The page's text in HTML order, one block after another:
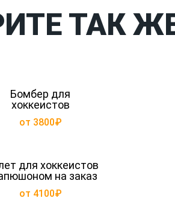
ТАК
Бомбер для
хоккеистов
от 3800₽
для хоккеистов
на заказ
от 4100₽